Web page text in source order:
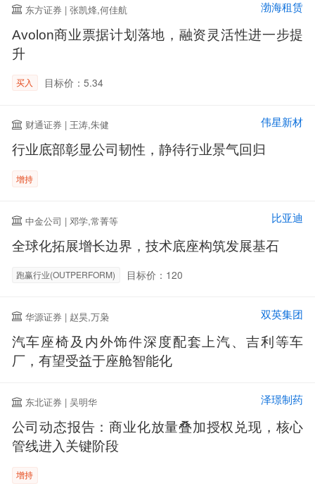
东方证券 | 张凯烽,何佳航 渤海租赁
Avolon商业票据计划落地，融资灵活性进一步提
升
买入 目标价：5.34
财通证券 | 王涛,朱健 伟星新材
行业底部彰显公司韧性，静待行业景气回归
增持
中金公司 | 邓学,常菁等 比亚迪
全球化拓展增长边界，技术底座构筑发展基石
跑赢行业(OUTPERFORM) 目标价：120
华源证券 | 赵昊,万枭 双英集团
汽车座椅及内外饰件深度配套上汽、吉利等车
厂，有望受益于座舱智能化
东北证券 | 吴明华 泽璟制药
公司动态报告：商业化放量叠加授权兑现，核心
管线进入关键阶段
增持